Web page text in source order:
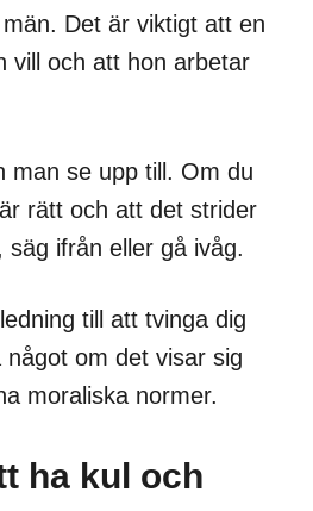
Det är viktigt att en
vill och att hon arbetar
man se upp till. Om du
rätt och att det strider
säg ifrån eller gå ivåg.
till att tvinga dig
om det visar sig
moraliska normer.
ha kul och